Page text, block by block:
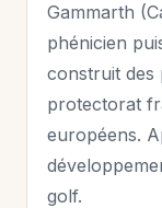
Gammarth
phénicien
construit des
protectorat
européens.
golf.